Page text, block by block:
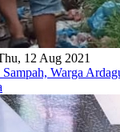
12 Aug 2021
Warga